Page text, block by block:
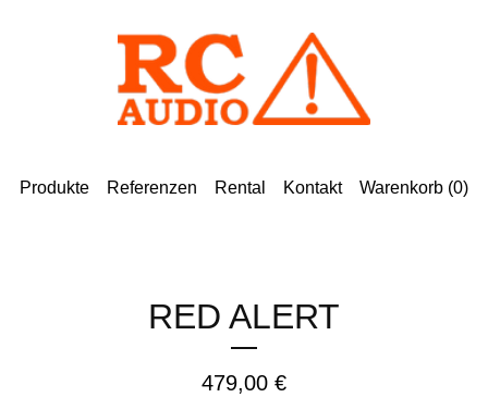
Produkte Referenzen Rental Kontakt Warenkorb (0)
RED ALERT
479,00 €